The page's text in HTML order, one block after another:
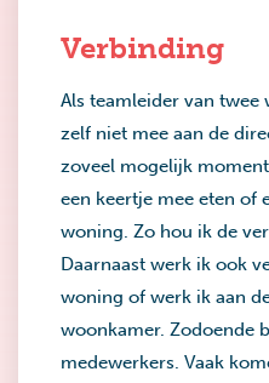
Verbinding
Als teamleider van
zelf niet mee aan de
zoveel mogelijk
een keertje mee eten of
woning. Zo hou ik de
Daarnaast werk ik ook
woning of werk ik aan
woonkamer. Zodoende
medewerkers. Vaak